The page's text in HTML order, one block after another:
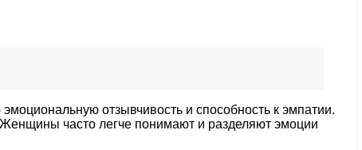
отзывчивость и способность к эмпатии.
часто легче понимают и разделяют эмоции